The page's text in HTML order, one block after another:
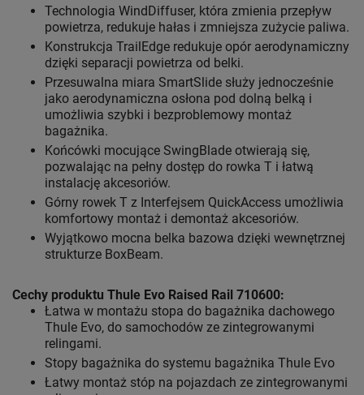
Technologia WindDiffuser, która zmienia przepływ
powietrza, redukuje hałas i zmniejsza zużycie paliwa.
Konstrukcja TrailEdge redukuje opór aerodynamiczny
dzięki separacji powietrza od belki.
Przesuwalna miara SmartSlide służy jednocześnie
jako aerodynamiczna osłona pod dolną belką i
umożliwia szybki i bezproblemowy montaż
bagażnika.
Końcówki mocujące SwingBlade otwierają się,
pozwalając na pełny dostęp do rowka T i łatwą
instalację akcesoriów.
Górny rowek T z Interfejsem QuickAccess umożliwia
komfortowy montaż i demontaż akcesoriów.
Wyjątkowo mocna belka bazowa dzięki wewnętrznej
strukturze BoxBeam.
Cechy produktu Thule Evo Raised Rail 710600:
Łatwa w montażu stopa do bagażnika dachowego
Thule Evo, do samochodów ze zintegrowanymi
relingami.
Stopy bagażnika do systemu bagażnika Thule Evo
Łatwy montaż stóp na pojazdach ze zintegrowanymi